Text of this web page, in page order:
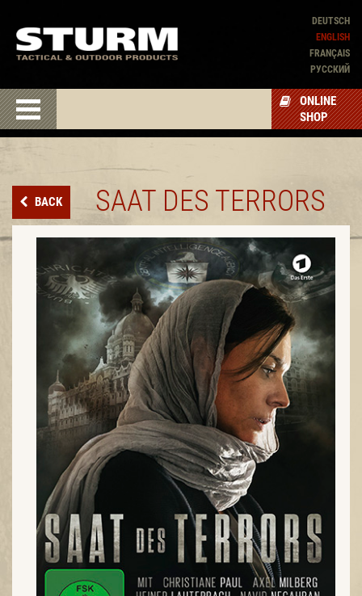
DEUTSCH
ENGLISH
FRANÇAIS
PУССКИЙ
ONLINE
SHOP
BACK SAAT DES TERRORS